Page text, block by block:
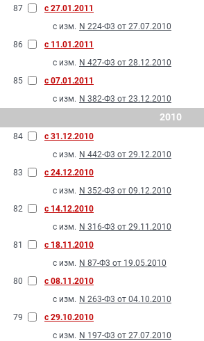
87
с 27.01.2011
с изм. N 224-Ф3 от 27.07.2010
86
с 11.01.2011
с изм. N 427-Ф3 от 28.12.2010
85
с 07.01.2011
с изм. N 382-Ф3 от 23.12.2010
2010
84
с 31.12.2010
с изм. N 442-Ф3 от 29.12.2010
83
с 24.12.2010
с изм. N 352-Ф3 от 09.12.2010
82
с 14.12.2010
с изм. N 316-Ф3 от 29.11.2010
81
с 18.11.2010
с изм. N 87-Ф3 от 19.05.2010
80
с 08.11.2010
с изм. N 263-Ф3 от 04.10.2010
79
с 29.10.2010
с изм. N 197-Ф3 от 27.07.2010